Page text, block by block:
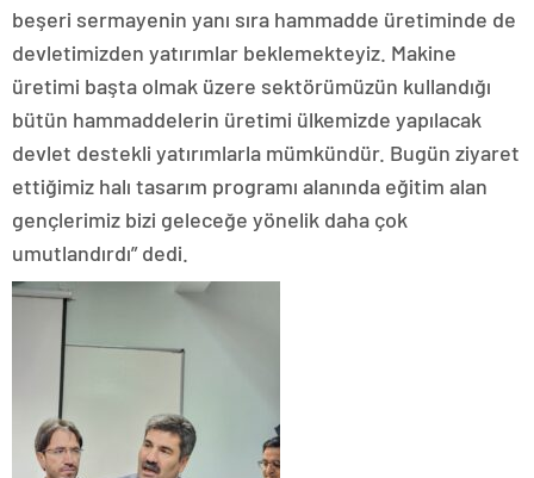
beşeri sermayenin yanı sıra hammadde üretiminde de
devletimizden yatırımlar beklemekteyiz. Makine
üretimi başta olmak üzere sektörümüzün kullandığı
bütün hammaddelerin üretimi ülkemizde yapılacak
devlet destekli yatırımlarla mümkündür. Bugün ziyaret
ettiğimiz halı tasarım programı alanında eğitim alan
gençlerimiz bizi geleceğe yönelik daha çok
umutlandırdı” dedi.